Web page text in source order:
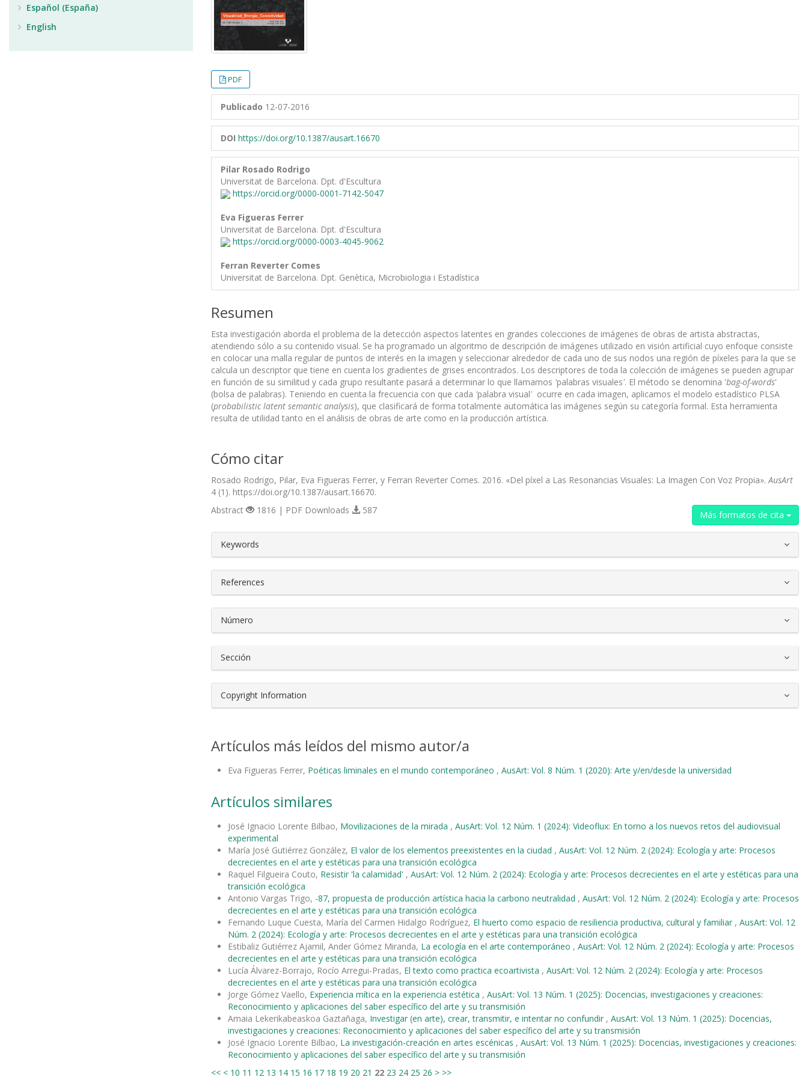
PDF
Publicado 12-07-2016
DOI https://doi.org/10.1387/ausart.16670
Pilar Rosado Rodrigo
Universitat de Barcelona. Dpt. d'Escultura
https://orcid.org/0000-0001-7142-5047
Eva Figueras Ferrer
Universitat de Barcelona. Dpt. d'Escultura
https://orcid.org/0000-0003-4045-9062
Ferran Reverter Comes
Universitat de Barcelona. Dpt. Genètica, Microbiologia i Estadística
Resumen
Esta investigación aborda el problema de la detección aspectos latentes en grandes colecciones de imágenes de obras de artista abstractas,
atendiendo sólo a su contenido visual. Se ha programado un algoritmo de descripción de imágenes utilizado en visión artificial cuyo enfoque consiste
en colocar una malla regular de puntos de interés en la imagen y seleccionar alrededor de cada uno de sus nodos una región de píxeles para la que se
calcula un descriptor que tiene en cuenta los gradientes de grises encontrados. Los descriptores de toda la colección de imágenes se pueden agrupar
en función de su similitud y cada grupo resultante pasará a determinar lo que llamamos 'palabras visuales'. El método se denomina 'bag-of-words'
(bolsa de palabras). Teniendo en cuenta la frecuencia con que cada 'palabra visual' ocurre en cada imagen, aplicamos el modelo estadístico PLSA
(probabilistic latent semantic analysis), que clasificará de forma totalmente automática las imágenes según su categoría formal. Esta herramienta
resulta de utilidad tanto en el análisis de obras de arte como en la producción artística.
Cómo citar
Rosado Rodrigo, Pilar, Eva Figueras Ferrer, y Ferran Reverter Comes. 2016. «Del píxel a Las Resonancias Visuales: La Imagen Con Voz Propia». AusArt
4 (1). https://doi.org/10.1387/ausart.16670.
Más formatos de cita
Abstract 1816 | PDF Downloads 587
##plugins.themes.bootstrap3.article.details##
Keywords
References
Número
Sección
Copyright Information
Artículos más leídos del mismo autor/a
Eva Figueras Ferrer, Poéticas liminales en el mundo contemporáneo , AusArt: Vol. 8 Núm. 1 (2020): Arte y/en/desde la universidad
Artículos similares
José Ignacio Lorente Bilbao, Movilizaciones de la mirada , AusArt: Vol. 12 Núm. 1 (2024): Videoflux: En torno a los nuevos retos del audiovisual
experimental
María José Gutiérrez González, El valor de los elementos preexistentes en la ciudad , AusArt: Vol. 12 Núm. 2 (2024): Ecología y arte: Procesos
decrecientes en el arte y estéticas para una transición ecológica
Raquel Filgueira Couto, Resistir 'la calamidad' , AusArt: Vol. 12 Núm. 2 (2024): Ecología y arte: Procesos decrecientes en el arte y estéticas para una
transición ecológica
Antonio Vargas Trigo, -87, propuesta de producción artística hacia la carbono neutralidad , AusArt: Vol. 12 Núm. 2 (2024): Ecología y arte: Procesos
decrecientes en el arte y estéticas para una transición ecológica
Fernando Luque Cuesta, María del Carmen Hidalgo Rodríguez, El huerto como espacio de resiliencia productiva, cultural y familiar , AusArt: Vol. 12
Núm. 2 (2024): Ecología y arte: Procesos decrecientes en el arte y estéticas para una transición ecológica
Estibaliz Gutiérrez Ajamil, Ander Gómez Miranda, La ecología en el arte contemporáneo , AusArt: Vol. 12 Núm. 2 (2024): Ecología y arte: Procesos
decrecientes en el arte y estéticas para una transición ecológica
Lucía Álvarez-Borrajo, Rocío Arregui-Pradas, El texto como practica ecoartivista , AusArt: Vol. 12 Núm. 2 (2024): Ecología y arte: Procesos
decrecientes en el arte y estéticas para una transición ecológica
Jorge Gómez Vaello, Experiencia mítica en la experiencia estética , AusArt: Vol. 13 Núm. 1 (2025): Docencias, investigaciones y creaciones:
Reconocimiento y aplicaciones del saber específico del arte y su transmisión
Amaia Lekerikabeaskoa Gaztañaga, Investigar (en arte), crear, transmitir, e intentar no confundir , AusArt: Vol. 13 Núm. 1 (2025): Docencias,
investigaciones y creaciones: Reconocimiento y aplicaciones del saber específico del arte y su transmisión
José Ignacio Lorente Bilbao, La investigación-creación en artes escénicas , AusArt: Vol. 13 Núm. 1 (2025): Docencias, investigaciones y creaciones:
Reconocimiento y aplicaciones del saber específico del arte y su transmisión
<< < 10 11 12 13 14 15 16 17 18 19 20 21 22 23 24 25 26 > >>
Español (España)
English